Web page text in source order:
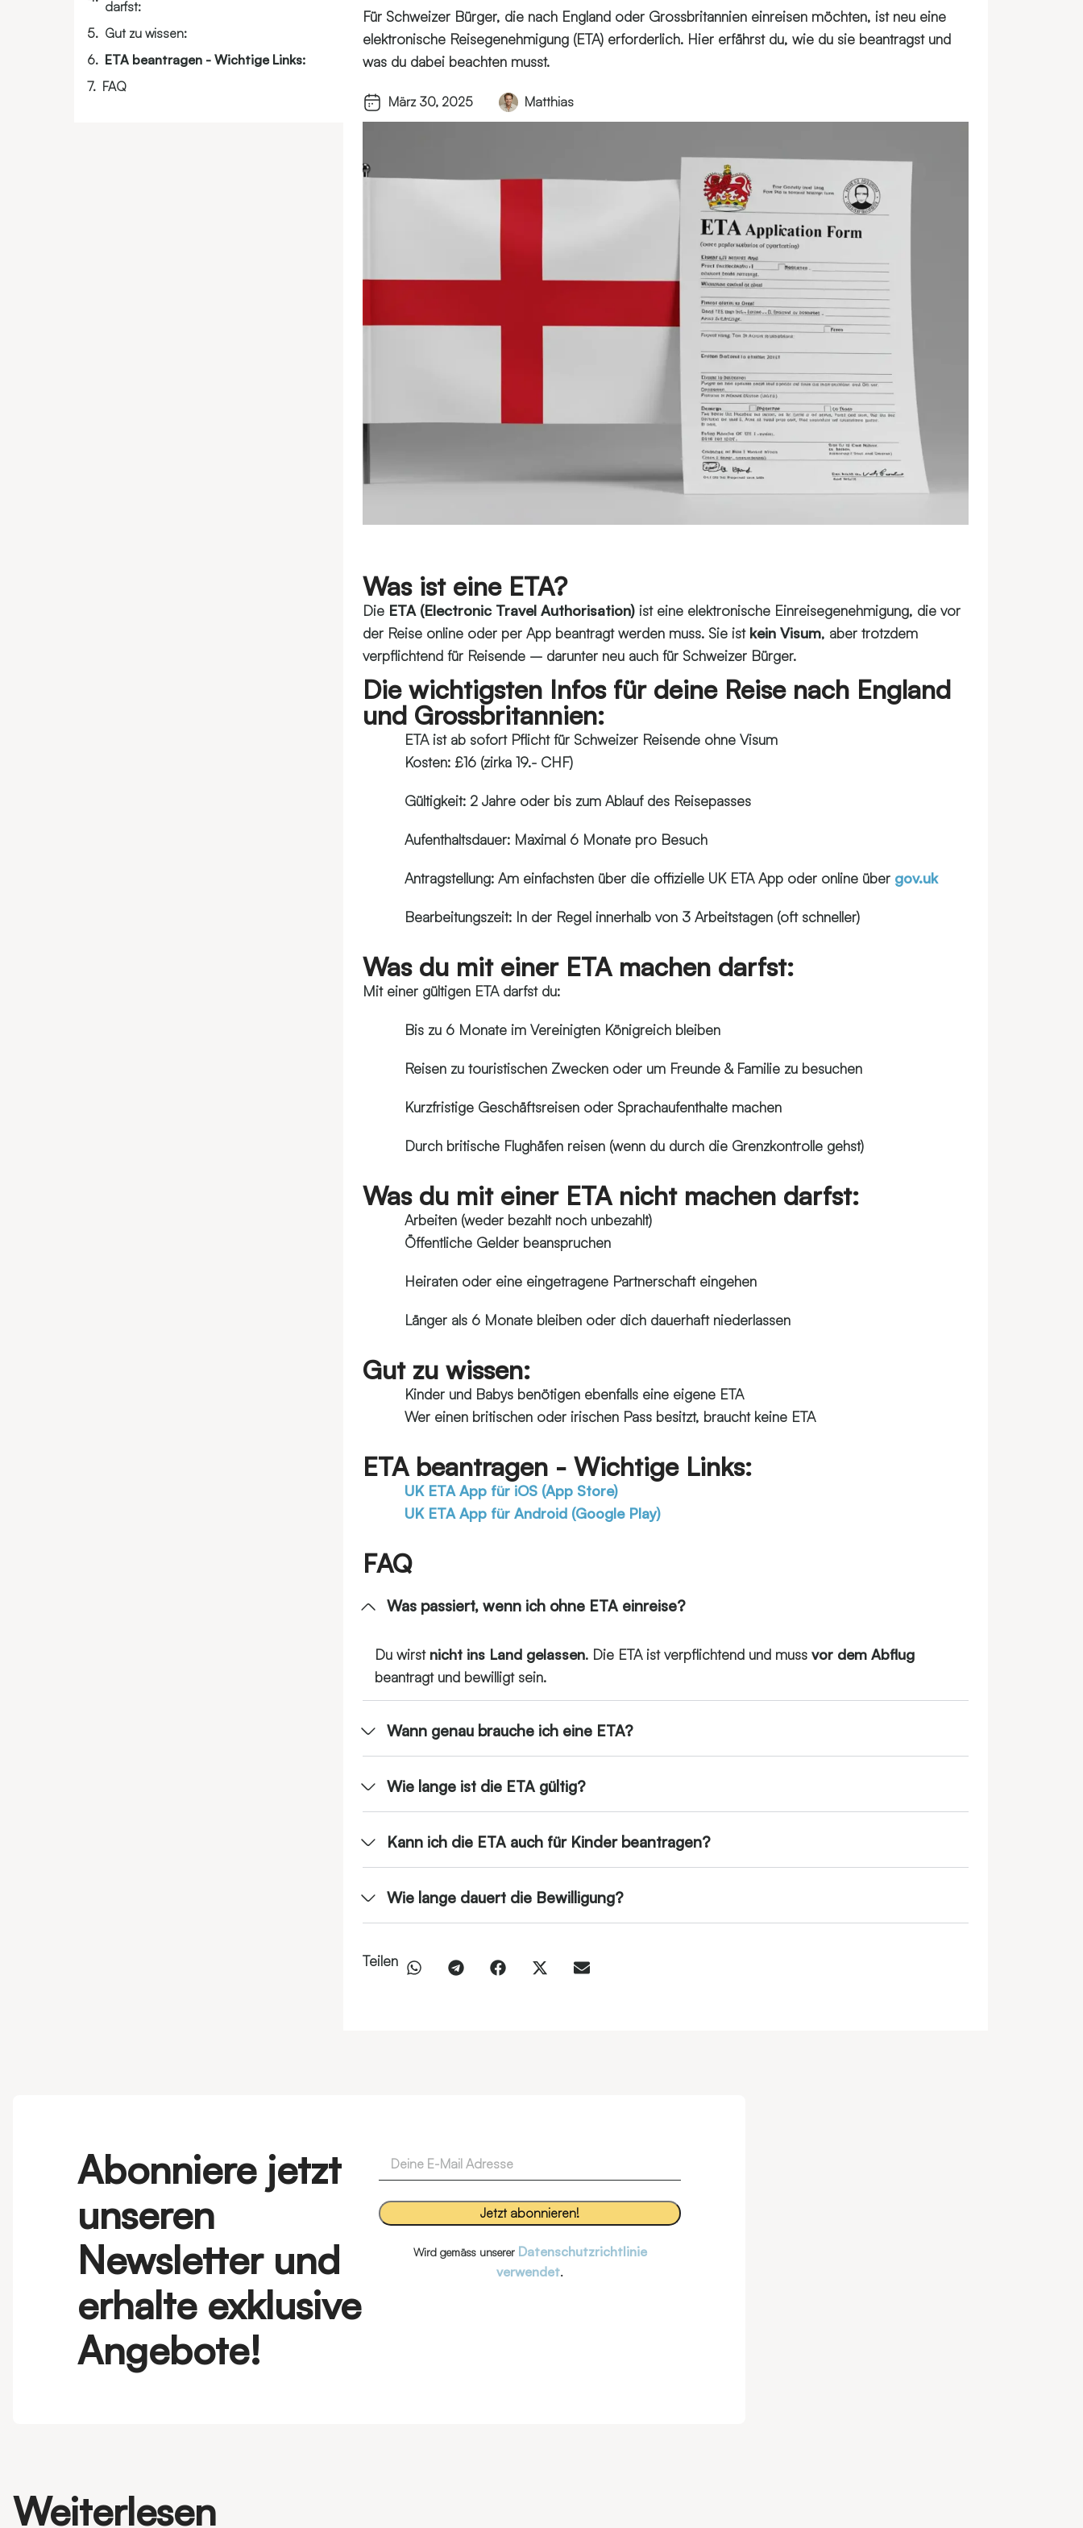
darfst:
Gut zu wissen:
ETA beantragen - Wichtige Links:
FAQ
Für Schweizer Bürger, die nach England oder Grossbritannien einreisen möchten, ist neu eine
elektronische Reisegenehmigung (ETA) erforderlich. Hier erfährst du, wie du sie beantragst und
was du dabei beachten musst.
März 30, 2025 Matthias
Was ist eine ETA?
Die ETA (Electronic Travel Authorisation)ist eine elektronische Einreisegenehmigung, die vor
der Reise online oder per App beantragt werden muss. Sie ist kein Visum, aber trotzdem
verpflichtend für Reisende – darunter neu auch für Schweizer Bürger.
Die wichtigsten Infos für deine Reise nach England
und Grossbritannien:
ETA ist ab sofort Pflicht für Schweizer Reisende ohne Visum
Kosten: £16 (zirka 19.- CHF)
Gültigkeit: 2 Jahre oder bis zum Ablauf des Reisepasses
Aufenthaltsdauer: Maximal 6 Monate pro Besuch
Antragstellung: Am einfachsten über die offizielle UK ETA App oder online über gov.uk
Bearbeitungszeit: In der Regel innerhalb von 3 Arbeitstagen (oft schneller)
Was du mit einer ETA machen darfst:
Mit einer gültigen ETA darfst du:
Bis zu 6 Monate im Vereinigten Königreich bleiben
Reisen zu touristischen Zwecken oder um Freunde & Familie zu besuchen
Kurzfristige Geschäftsreisen oder Sprachaufenthalte machen
Durch britische Flughäfen reisen (wenn du durch die Grenzkontrolle gehst)
Was du mit einer ETA nicht machen darfst:
Arbeiten (weder bezahlt noch unbezahlt)
Öffentliche Gelder beanspruchen
Heiraten oder eine eingetragene Partnerschaft eingehen
Länger als 6 Monate bleiben oder dich dauerhaft niederlassen
Gut zu wissen:
Kinder und Babys benötigen ebenfalls eine eigene ETA
Wer einen britischen oder irischen Pass besitzt, braucht keine ETA
ETA beantragen - Wichtige Links:
UK ETA App für iOS (App Store)
UK ETA App für Android (Google Play)
FAQ
Was passiert, wenn ich ohne ETA einreise?
Du wirst nicht ins Land gelassen. Die ETA ist verpflichtend und muss vor dem Abflug
beantragt und bewilligt sein.
Wann genau brauche ich eine ETA?
Wie lange ist die ETA gültig?
Kann ich die ETA auch für Kinder beantragen?
Wie lange dauert die Bewilligung?
Teilen
Abonniere jetzt
unseren
Newsletter und
erhalte exklusive
Angebote!
Wird gemäss unserer Datenschutzrichtlinie
verwendet.
Weiterlesen